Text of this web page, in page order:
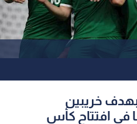
خريبين
في افتتاح كأس